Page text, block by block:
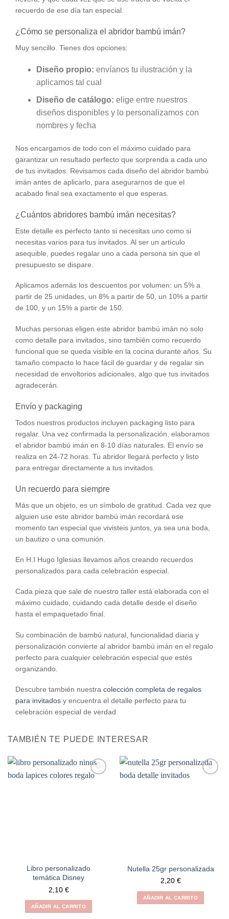
recuerdo de ese día tan especial.
¿Cómo se personaliza el abridor bambú imán?
Muy sencillo. Tienes dos opciones:
Diseño propio: envíanos tu ilustración y la
aplicamos tal cual
Diseño de catálogo: elige entre nuestros
diseños disponibles y lo personalizamos con
nombres y fecha
Nos encargamos de todo con el máximo cuidado para
garantizar un resultado perfecto que sorprenda a cada uno
de tus invitados. Revisamos cada diseño del abridor bambú
imán antes de aplicarlo, para asegurarnos de que el
acabado final sea exactamente el que esperas.
¿Cuántos abridores bambú imán necesitas?
Este detalle es perfecto tanto si necesitas uno como si
necesitas varios para tus invitados. Al ser un artículo
asequible, puedes regalar uno a cada persona sin que el
presupuesto se dispare.
Aplicamos además los descuentos por volumen: un 5% a
partir de 25 unidades, un 8% a partir de 50, un 10% a partir
de 100, y un 15% a partir de 150.
Muchas personas eligen este abridor bambú imán no solo
como detalle para invitados, sino también como recuerdo
funcional que se queda visible en la cocina durante años. Su
tamaño compacto lo hace fácil de guardar y de regalar sin
necesidad de envoltorios adicionales, algo que tus invitados
agradecerán.
Envío y packaging
Todos nuestros productos incluyen packaging listo para
regalar. Una vez confirmada la personalización, elaboramos
el abridor bambú imán en 8-10 días naturales. El envío se
realiza en 24-72 horas. Tu abridor llegará perfecto y listo
para entregar directamente a tus invitados.
Un recuerdo para siempre
Más que un objeto, es un símbolo de gratitud. Cada vez que
alguien use este abridor bambú imán recordará ese
momento tan especial que vivisteis juntos, ya sea una boda,
un bautizo o una comunión.
En H.I Hugo Iglesias llevamos años creando recuerdos
personalizados para cada celebración especial.
Cada pieza que sale de nuestro taller está elaborada con el
máximo cuidado, cuidando cada detalle desde el diseño
hasta el empaquetado final.
Su combinación de bambú natural, funcionalidad diaria y
personalización convierte al abridor bambú imán en el regalo
perfecto para cualquier celebración especial que estés
organizando.
Descubre también nuestra colección completa de regalos
para invitados y encuentra el detalle perfecto para tu
celebración especial de verdad.
TAMBIÉN TE PUEDE INTERESAR
Libro personalizado
temática Disney
2,10 €
AÑADIR AL CARRITO
Nutella 25gr personalizada
2,20 €
AÑADIR AL CARRITO